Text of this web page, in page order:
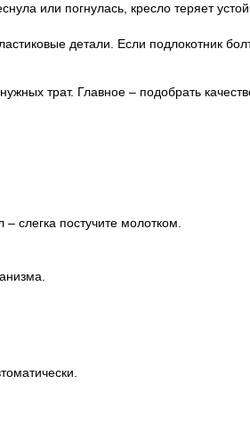
или погнулась, кресло теряет
детали. Если подлокотник
трат. Главное – подобрать
слегка постучите молотком.